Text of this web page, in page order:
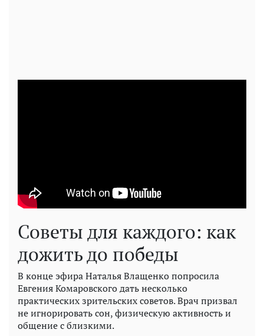
Советы для каждого: как
дожить до победы
В конце эфира Наталья Влащенко попросила
Евгения Комаровского дать несколько
практических зрительских советов. Врач призвал
не игнорировать сон, физическую активность и
общение с близкими.